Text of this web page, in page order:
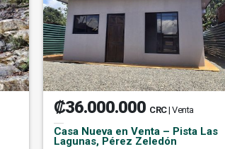
₡36.000.000 CRC| Venta
Casa Nueva en Venta – Pista Las
Lagunas, Pérez Zeledón